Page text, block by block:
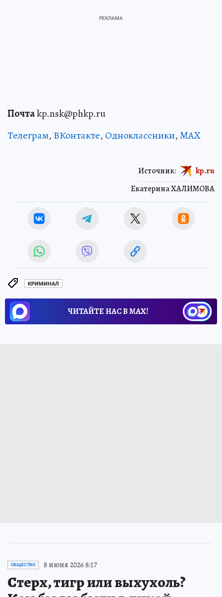
Почтаkp.nsk@phkp.ru
Телеграм, ВКонтакте, Одноклассники,MAX
Екатерина ХАЛИМОВА
Источник: kp.ru
КРИМИНАЛ
ЧИТАЙТЕ НАС В МАХ!
ОБЩЕСТВО 8 июня 2026 8:17
Стерх, тигр или выхухоль?